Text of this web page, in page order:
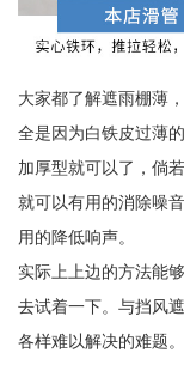
大家都了解遮雨棚薄
全是因为白铁皮过薄
加厚型就可以了，倘
就可以有用的消除噪
用的降低响声。
实际上上边的方法能
去试着一下。与挡风
各样难以解决的难题。